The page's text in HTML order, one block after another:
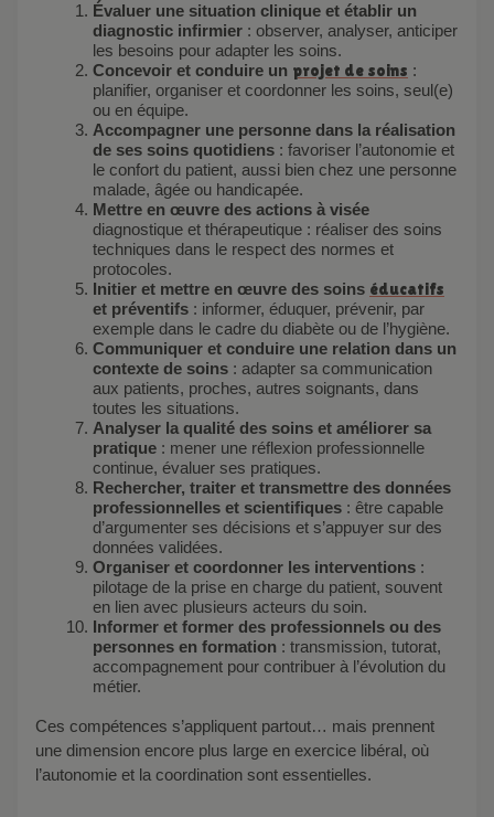
Évaluer une situation clinique et établir un
diagnostic infirmier : observer, analyser, anticiper
les besoins pour adapter les soins.
Concevoir et conduire un projet de soins :
planifier, organiser et coordonner les soins, seul(e)
ou en équipe.
Accompagner une personne dans la réalisation
de ses soins quotidiens : favoriser l’autonomie et
le confort du patient, aussi bien chez une personne
malade, âgée ou handicapée.
Mettre en œuvre des actions à visée
diagnostique et thérapeutique : réaliser des soins
techniques dans le respect des normes et
protocoles.
Initier et mettre en œuvre des soins éducatifs
et préventifs : informer, éduquer, prévenir, par
exemple dans le cadre du diabète ou de l’hygiène.
Communiquer et conduire une relation dans un
contexte de soins : adapter sa communication
aux patients, proches, autres soignants, dans
toutes les situations.
Analyser la qualité des soins et améliorer sa
pratique : mener une réflexion professionnelle
continue, évaluer ses pratiques.
Rechercher, traiter et transmettre des données
professionnelles et scientifiques : être capable
d’argumenter ses décisions et s’appuyer sur des
données validées.
Organiser et coordonner les interventions :
pilotage de la prise en charge du patient, souvent
en lien avec plusieurs acteurs du soin.
Informer et former des professionnels ou des
personnes en formation : transmission, tutorat,
accompagnement pour contribuer à l’évolution du
métier.
Ces compétences s’appliquent partout… mais prennent
une dimension encore plus large en exercice libéral, où
l’autonomie et la coordination sont essentielles.